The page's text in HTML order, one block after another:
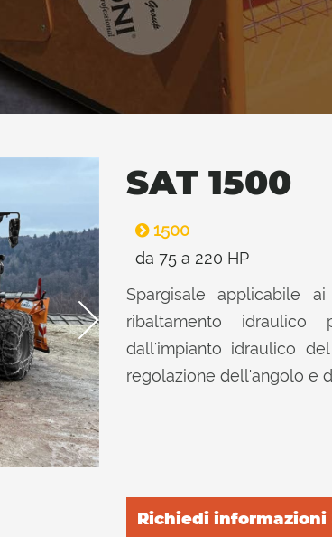
SAT 1500
1500
da 75 a 220 HP
Spargisale applicabile
ribaltamento idraulico
dall'impianto idraulico
regolazione dell'angolo e
Richiedi informazioni